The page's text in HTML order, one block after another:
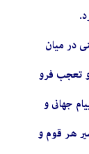
در میان
و تعجب فرو
جهانى و
هر قوم و